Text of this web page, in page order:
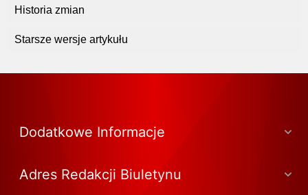
Historia zmian
Starsze wersje artykułu
Dodatkowe Informacje
Adres Redakcji Biuletynu